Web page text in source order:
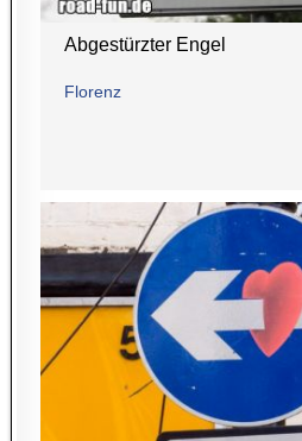
Abgestürzter Engel
Florenz